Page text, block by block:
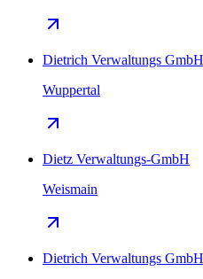
Dietrich Verwaltungs GmbH
Wuppertal
Dietz Verwaltungs-GmbH
Weismain
Dietrich Verwaltungs GmbH